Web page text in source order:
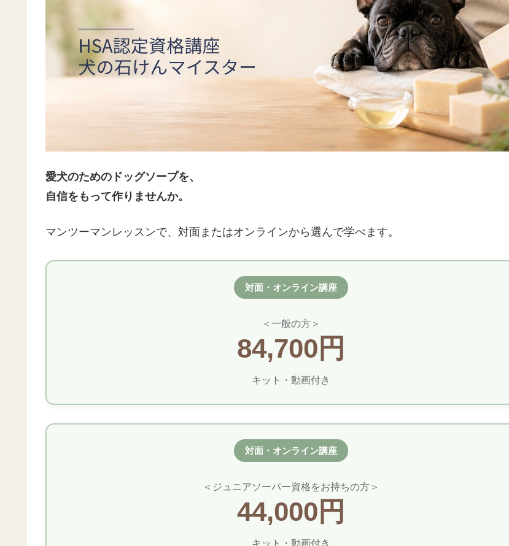
愛犬のためのドッグソープを、
自信をもって作りませんか。
マンツーマンレッスンで、対面またはオンラインから選んで学べます。
対面・オンライン講座
＜一般の方＞
84,700円
キット・動画付き
対面・オンライン講座
＜ジュニアソーパー資格をお持ちの方＞
44,000円
キット・動画付き